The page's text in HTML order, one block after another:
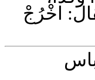
اخْرُجْ